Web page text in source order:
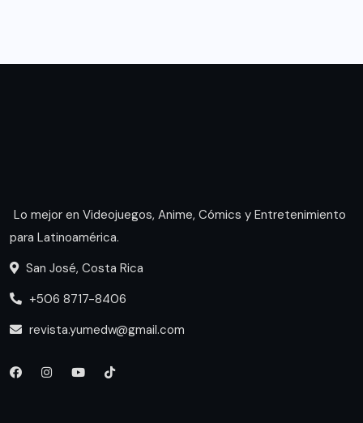
Lo mejor en Videojuegos, Anime, Cómics y Entretenimiento
para Latinoamérica.
San José, Costa Rica
+506 8717-8406
revista.yumedw@gmail.com